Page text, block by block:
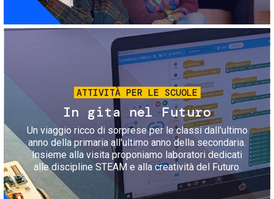
Immagine
ATTIVITÀ PER LE SCUOLE
In gita nel Futuro
Un viaggio ricco di sorprese per le classi dall'ultimo
anno della primaria all'ultimo anno della secondaria.
Insieme alla visita proponiamo laboratori dedicati
alle discipline STEAM e alla creatività del Futuro.